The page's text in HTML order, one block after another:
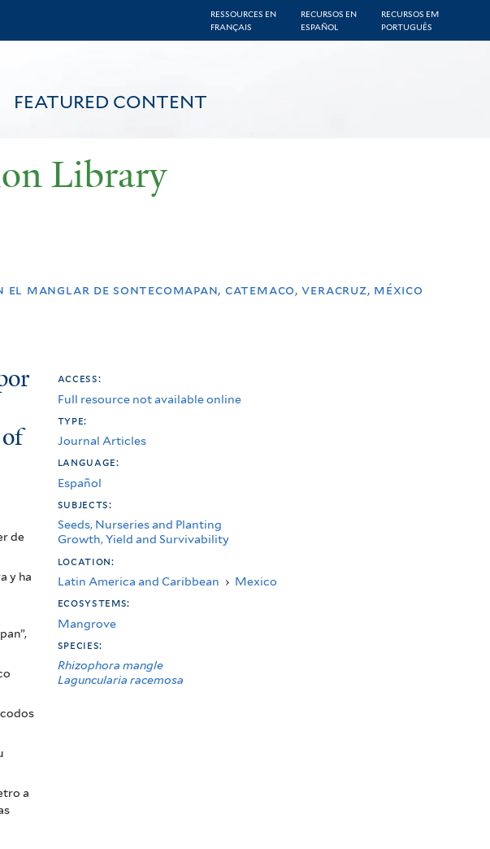
RESSOURCES EN
FRANÇAIS
RECURSOS EN
ESPAÑOL
RECURSOS EM
PORTUGUÊS
FEATURED CONTENT
Library
el manglar de sontecomapan, catemaco, veracruz, méxico
de
y ha
a
access:
Full resource not available online
type:
Journal Articles
language:
Español
subjects:
Seeds, Nurseries and Planting
Growth, Yield and Survivability
location:
Latin America and Caribbean › Mexico
ecosystems:
Mangrove
species:
Rhizophora mangle
Laguncularia racemosa